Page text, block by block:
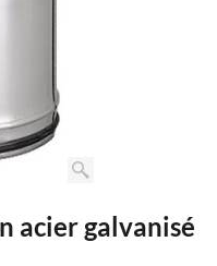
acier galvanisé